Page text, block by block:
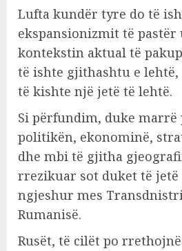
Lufta kundër tyre do të
ekspansionizmit të pastër
kontekstin aktual të
të ishte gjithashtu e
të kishte një jetë të lehtë.
Si përfundim, duke marrë
politikën, ekonominë,
dhe mbi të gjitha
rrezikuar sot duket të jetë
ngjeshur mes
Rumanisë.
Rusët, të cilët po rrethojnë